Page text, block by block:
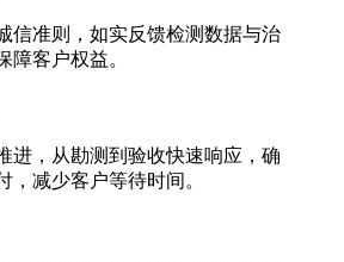
信准则，如实反馈检测数据与治
障客户权益。
进，从勘测到验收快速响应，确
，减少客户等待时间。